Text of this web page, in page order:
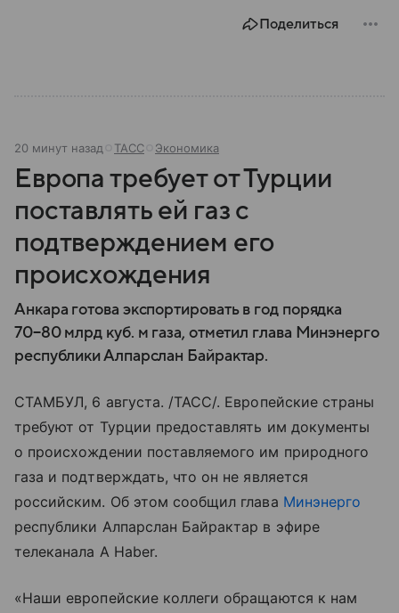
Поделиться
20 минут назад ТАСС Экономика
Европа требует от Турции
поставлять ей газ с
подтверждением его
происхождения
Анкара готова экспортировать в год порядка
70−80 млрд куб. м газа, отметил глава Минэнерго
республики Алпарслан Байрактар.
СТАМБУЛ, 6 августа. /ТАСС/. Европейские страны
требуют от Турции предоставлять им документы
о происхождении поставляемого им природного
газа и подтверждать, что он не является
российским. Об этом сообщил глава Минэнерго
республики Алпарслан Байрактар в эфире
телеканала A Haber.
«Наши европейские коллеги обращаются к нам